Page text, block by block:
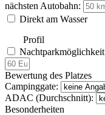
nächsten Autobahn:
Direkt am Wasser
Profil
Nachtparkmöglichkeit
Bewertung des Platzes
Campinggate:
ADAC (Durchschnitt):
Besonderheiten